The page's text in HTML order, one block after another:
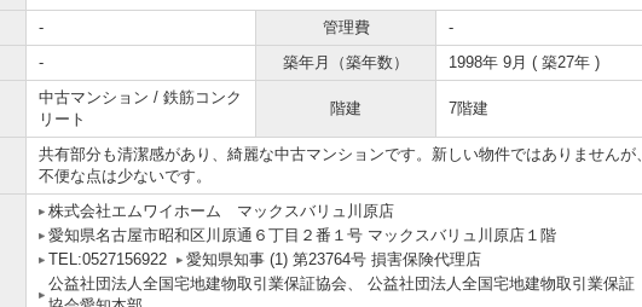
- 管理費
-
- 築年月（築年数） 1998年 9月 ( 築27年 )
中古マンション / 鉄筋コンク
リート
階建 7階建
共有部分も清潔感があり、綺麗な中古マンションです。新しい物件ではありませんが、
不便な点は少ないです。
株式会社エムワイホーム マックスバリュ川原店
愛知県名古屋市昭和区川原通６丁目２番１号 マックスバリュ川原店１階
TEL:0527156922
愛知県知事 (1) 第23764号 損害保険代理店
公益社団法人全国宅地建物取引業保証協会、 公益社団法人全国宅地建物取引業保証